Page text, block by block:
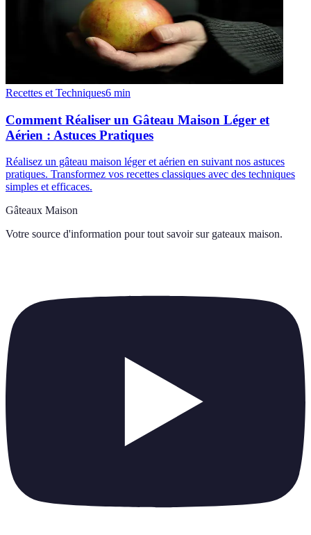
Recettes et Techniques6 min
Comment Réaliser un Gâteau Maison Léger et
Aérien : Astuces Pratiques
Réalisez un gâteau maison léger et aérien en suivant nos astuces
pratiques. Transformez vos recettes classiques avec des techniques
simples et efficaces.
Gâteaux Maison
Votre source d'information pour tout savoir sur gateaux maison.